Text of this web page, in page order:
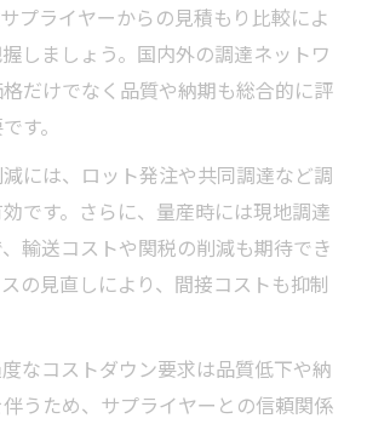
プライヤーからの見積もり比較によ
しましょう。国内外の調達ネットワ
だけでなく品質や納期も総合的に評
す。
には、ロット発注や共同調達など調
です。さらに、量産時には現地調達
輸送コストや関税の削減も期待でき
の見直しにより、間接コストも抑制
なコストダウン要求は品質低下や納
うため、サプライヤーとの信頼関係